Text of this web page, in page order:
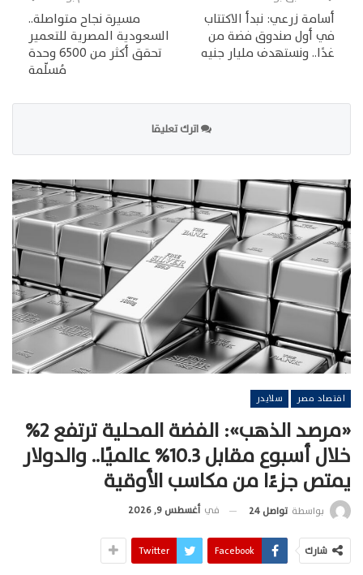
أسامة زرعي: نبدأ الاكتتاب
في أول صندوق فضة من
غدًا.. ونستهدف مليار جنيه
مسيرة نجاح متواصلة..
السعودية المصرية للتعمير
تحقق أكثر من 6500 وحدة
مُسلّمة
اترك تعليقا
اقتصاد مصر سلايدر
«مرصد الذهب»: الفضة المحلية ترتفع 2%
خلال أسبوع مقابل 10.3% عالميًا.. والدولار
يمتص جزءًا من مكاسب الأوقية
بواسطة تواصل 24 في أغسطس 9, 2026
شارك Facebook
Twitter